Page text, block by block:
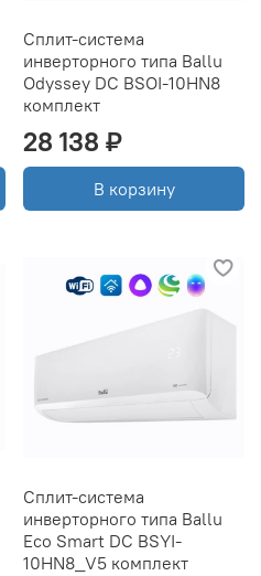
Сплит-система
инверторного типа Ballu
Odyssey DC BSOI-10HN8
комплект
28 138 ₽
В корзину
Сплит-система
инверторного типа Ballu
Eco Smart DC BSYI-
10HN8_V5 комплект